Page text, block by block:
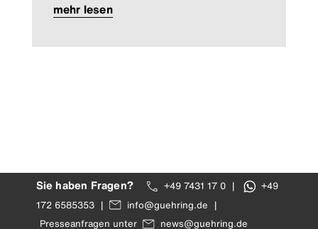
mehr lesen
Sie haben Fragen? +49 7431 17 0 |
+49
172 6585353 | info@guehring.de |
Presseanfragen unter
news@guehring.de